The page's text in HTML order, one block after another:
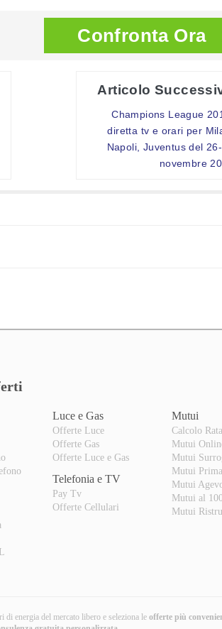
Confronta Ora
Articolo
Champions League
diretta tv e orari per
Napoli, Juventus del
novembre
Luce e Gas
Offerte Luce
Offerte Gas
Offerte Luce e Gas
Telefonia e TV
Pay Tv
Offerte Cellulari
Mutui
Calcolo Rata
Mutui
Mutui
Mutui
Mutui
Mutui al
Mutui
di energia del mercato libero e seleziona le offerte più